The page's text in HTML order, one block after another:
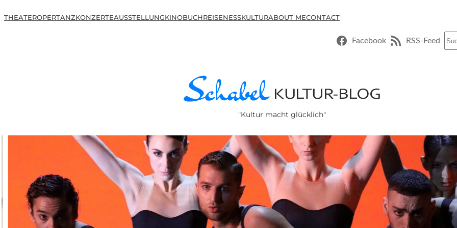
THEATEROPERTANZKONZERTEAUSSTELLUNGKINOBUCHREISENESSKULTURABOUT MECONTACT
Facebook RSS-Feed
"Kultur macht glücklich"